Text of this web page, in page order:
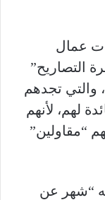
عمال
التصاريح”
والتي تجدهم
لهم، لأنهم
“مقاولين”
“شهر عن